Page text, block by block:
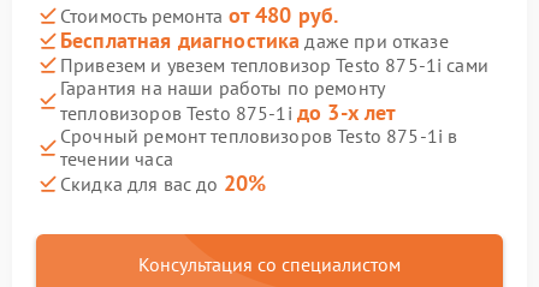
Стоимость ремонта от 480 руб.
Бесплатная диагностика даже при отказе
Привезем и увезем тепловизор Testo 875-1i сами
Гарантия на наши работы по ремонту
тепловизоров Testo 875-1i до 3-х лет
Срочный ремонт тепловизоров Testo 875-1i в
течении часа
Скидка для вас до 20%
Консультация со специалистом